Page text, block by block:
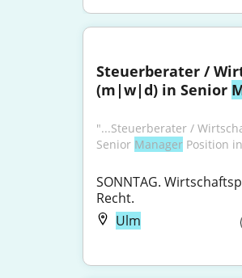
Steuerberater /
(m|w|d) in Senior
"...Steuerberater /
Senior Manager Position in
SONNTAG.
Recht.
Ulm